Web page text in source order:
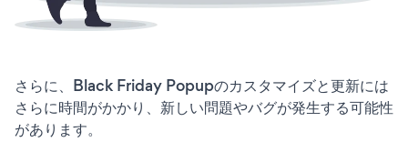
さらに、Black Friday Popupのカスタマイズと更新には
さらに時間がかかり、新しい問題やバグが発生する可能性
があります。